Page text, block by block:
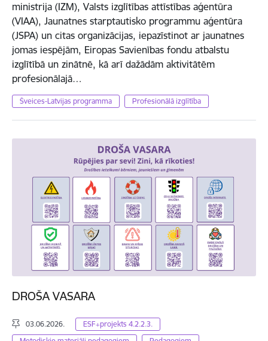
ministrija (IZM), Valsts izglītības attīstības aģentūra
(VIAA), Jaunatnes starptautisko programmu aģentūra
(JSPA) un citas organizācijas, iepazīstinot ar jaunatnes
jomas iespējām, Eiropas Savienības fondu atbalstu
izglītībā un zinātnē, kā arī dažādām aktivitātēm
profesionālajā…
Šveices-Latvijas programma Profesionālā izglītība
DROŠA VASARA
03.06.2026.
ESF+projekts 4.2.2.3.